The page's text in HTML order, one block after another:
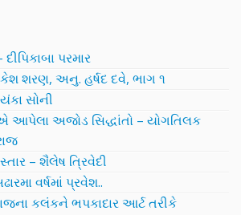
પરમાર
શરણ, અનુ. હર્ષદ દવે, ભાગ ૧
સોની
આપેલા અજોડ સિદ્ધાંતો – યોગતિલક
– શૈલેષ ત્રિવેદી
વર્ષમાં પ્રવેશ..
કલંકને ભપકાદાર આર્ટ તરીકે